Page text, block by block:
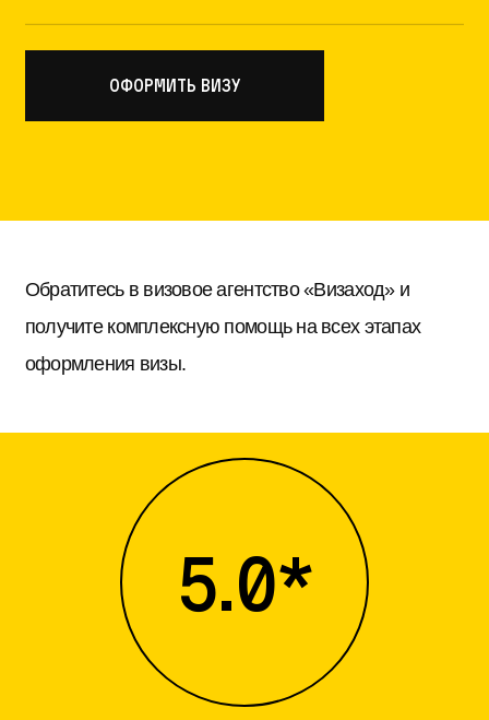
оформить визу
Обратитесь в визовое агентство «Визаход» и
получите комплексную помощь на всех этапах
оформления визы.
5.0*